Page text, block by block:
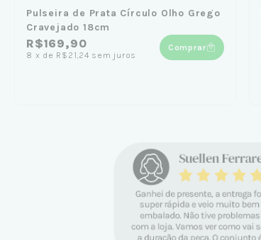
Pulseira de Prata Círculo Olho Grego
Cravejado 18cm
R$169,90
8 x de R$21,24 sem juros
Comprar